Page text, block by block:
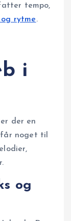
tempo,
rytme.
i
der en
får noget til
og